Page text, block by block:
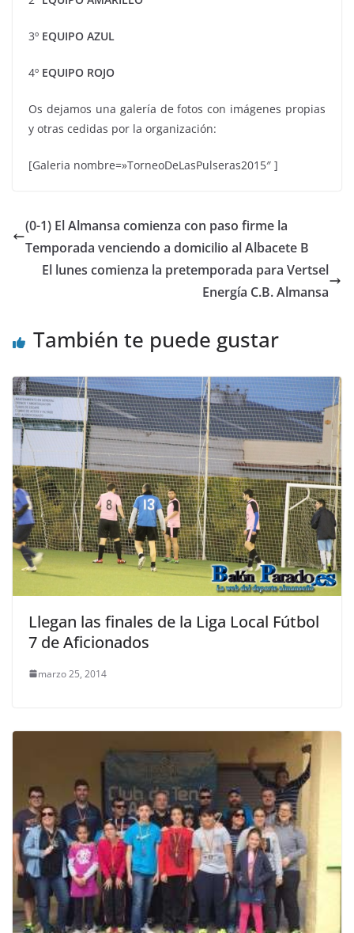
3º EQUIPO AZUL
4º EQUIPO ROJO
Os dejamos una galería de fotos con imágenes propias
y otras cedidas por la organización:
[Galeria nombre=»TorneoDeLasPulseras2015″ ]
(0-1) El Almansa comienza con paso firme la
Temporada venciendo a domicilio al Albacete B
El lunes comienza la pretemporada para Vertsel
Energía C.B. Almansa
También te puede gustar
Llegan las finales de la Liga Local Fútbol
7 de Aficionados
marzo 25, 2014